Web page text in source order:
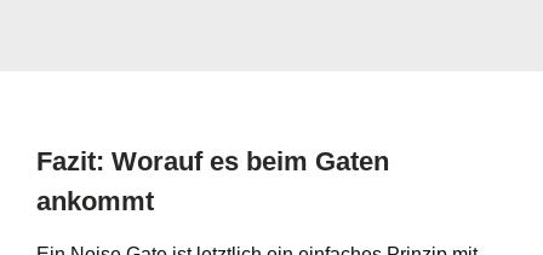
Fazit: Worauf es beim Gaten
ankommt